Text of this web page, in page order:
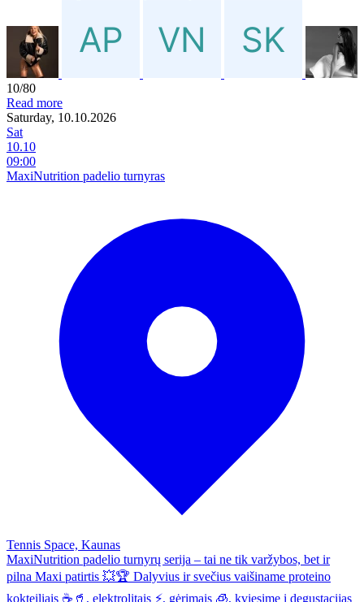
10/80
Read more
Saturday, 10.10.2026
Sat
10.10
09:00
MaxiNutrition padelio turnyras
Tennis Space, Kaunas
MaxiNutrition padelio turnyrų serija – tai ne tik varžybos, bet ir
pilna Maxi patirtis 💥🏆 Dalyvius ir svečius vaišiname proteino
kokteiliais ☕🥤, elektrolitais ⚡, gėrimais 🧊, kviesime į degustacijas